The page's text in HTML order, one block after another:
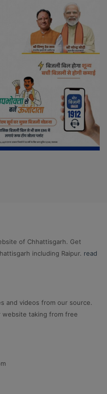
of Chhattisgarh. Get
including Raipur. read
and videos from our source.
website taking from free